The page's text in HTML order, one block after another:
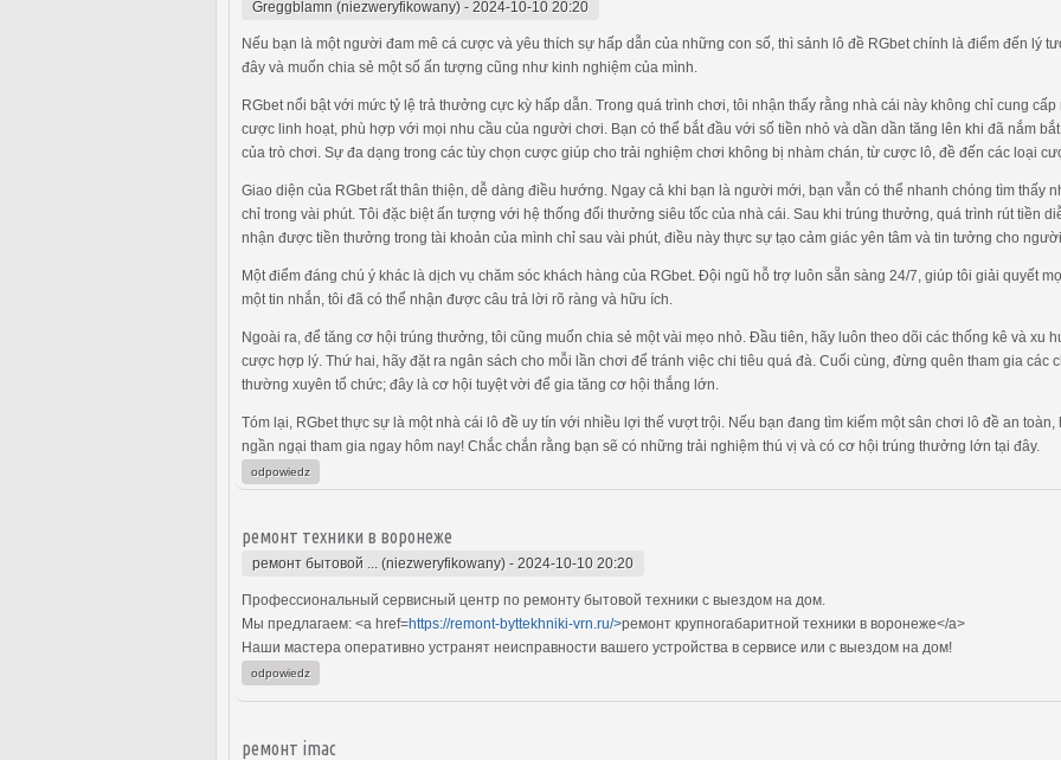
Greggblamn (niezweryfikowany) - 2024-10-10 20:20
Nếu bạn là một người đam mê cá cược và yêu thích sự hấp dẫn của những con số, thì sảnh lô đề RGbet chính là điểm đến lý
đây và muốn chia sẻ một số ấn tượng cũng như kinh nghiệm của mình.
RGbet nổi bật với mức tỷ lệ trả thưởng cực kỳ hấp dẫn. Trong quá trình chơi, tôi nhận thấy rằng nhà cái này không chỉ cung
cược linh hoạt, phù hợp với mọi nhu cầu của người chơi. Bạn có thể bắt đầu với số tiền nhỏ và dần dần tăng lên khi đã nắm
của trò chơi. Sự đa dạng trong các tùy chọn cược giúp cho trải nghiệm chơi không bị nhàm chán, từ cược lô, đề đến các loại
Giao diện của RGbet rất thân thiện, dễ dàng điều hướng. Ngay cả khi bạn là người mới, bạn vẫn có thể nhanh chóng tìm thấy
chỉ trong vài phút. Tôi đặc biệt ấn tượng với hệ thống đổi thưởng siêu tốc của nhà cái. Sau khi trúng thưởng, quá trình rút tiền
nhận được tiền thưởng trong tài khoản của mình chỉ sau vài phút, điều này thực sự tạo cảm giác yên tâm và tin tưởng cho
Một điểm đáng chú ý khác là dịch vụ chăm sóc khách hàng của RGbet. Đội ngũ hỗ trợ luôn sẵn sàng 24/7, giúp tôi giải quyết
một tin nhắn, tôi đã có thể nhận được câu trả lời rõ ràng và hữu ích.
Ngoài ra, để tăng cơ hội trúng thưởng, tôi cũng muốn chia sẻ một vài mẹo nhỏ. Đầu tiên, hãy luôn theo dõi các thống kê và xu
cược hợp lý. Thứ hai, hãy đặt ra ngân sách cho mỗi lần chơi để tránh việc chi tiêu quá đà. Cuối cùng, đừng quên tham gia các
thường xuyên tổ chức; đây là cơ hội tuyệt vời để gia tăng cơ hội thắng lớn.
Tóm lại, RGbet thực sự là một nhà cái lô đề uy tín với nhiều lợi thế vượt trội. Nếu bạn đang tìm kiếm một sân chơi lô đề an
ngần ngại tham gia ngay hôm nay! Chắc chắn rằng bạn sẽ có những trải nghiệm thú vị và có cơ hội trúng thưởng lớn tại đây.
odpowiedz
ремонт техники в воронеже
ремонт бытовой ... (niezweryfikowany) - 2024-10-10 20:20
Профессиональный сервисный центр по ремонту бытовой техники с выездом на дом.
Мы предлагаем: <a href=https://remont-byttekhniki-vrn.ru/>ремонт крупногабаритной техники в воронеже</a>
Наши мастера оперативно устранят неисправности вашего устройства в сервисе или с выездом на дом!
odpowiedz
ремонт imac